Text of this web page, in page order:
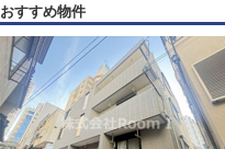
おすすめ物件